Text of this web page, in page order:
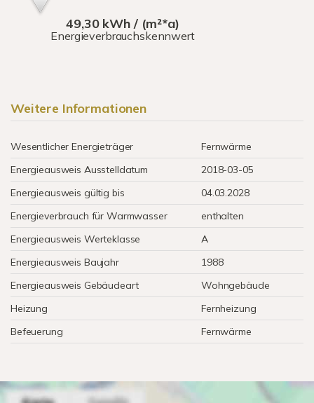
49,30 kWh / (m²*a)
Energieverbrauchskennwert
Weitere Informationen
Wesentlicher Energieträger
Fernwärme
Energieausweis Ausstelldatum
2018-03-05
Energieausweis gültig bis
04.03.2028
Energieverbrauch für Warmwasser
enthalten
Energieausweis Werteklasse
A
Energieausweis Baujahr
1988
Energieausweis Gebäudeart
Wohngebäude
Heizung
Fernheizung
Befeuerung
Fernwärme